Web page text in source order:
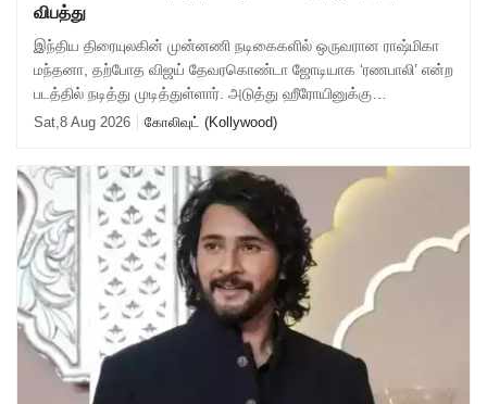
விபத்து
இந்திய திரையுலகின் முன்னணி நடிகைகளில் ஒருவரான ராஷ்மிகா
மந்தனா, தற்போத விஜய் தேவரகொண்டா ஜோடியாக ‘ரணபாலி’ என்ற
படத்தில் நடித்து முடித்துள்ளார். அடுத்து ஹீரோயினுக்கு
முக்கியத்துவம் கொண்ட ‘மைசா’ என்ற படத
Sat,8 Aug 2026 கோலிவுட் (Kollywood)